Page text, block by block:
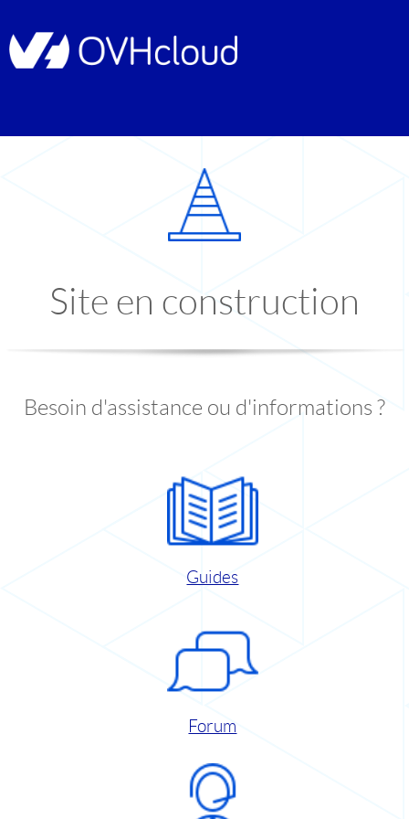
Site en construction
Besoin d'assistance ou d'informations ?
Guides
Forum